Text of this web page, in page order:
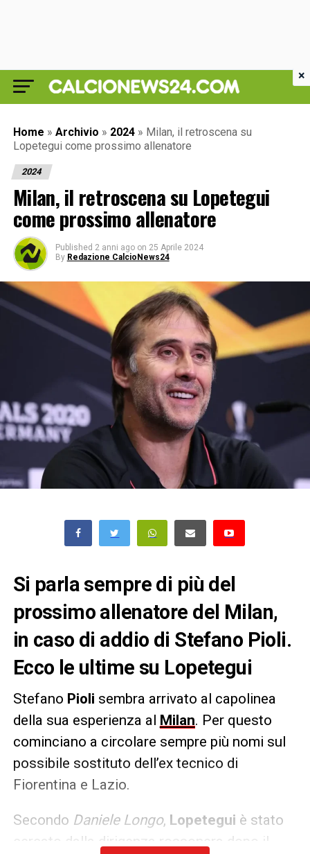
Home » Archivio » 2024 » Milan, il retroscena su
Lopetegui come prossimo allenatore
2024
Milan, il retroscena su Lopetegui
come prossimo allenatore
Published 2 anni ago on 25 Aprile 2024
By Redazione CalcioNews24
Si parla sempre di più del
prossimo allenatore del Milan,
in caso di addio di Stefano Pioli.
Ecco le ultime su Lopetegui
Stefano Pioli sembra arrivato al capolinea
della sua esperienza al
Milan. Per questo
cominciano a circolare sempre più nomi sul
possibile sostituto dell’ex tecnico di
Fiorentina e Lazio.
Secondo Daniele Longo, Lopetegui è stato
cercato dalla dirigenza rossonera dopo il
×